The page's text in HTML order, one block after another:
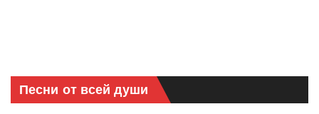
Песни от всей души